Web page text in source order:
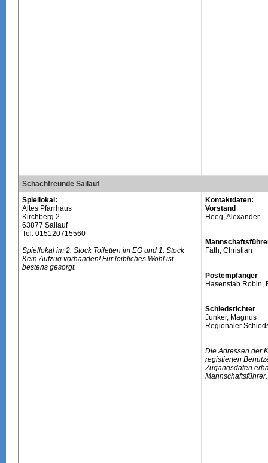
Schachfreunde Sailauf
Spiellokal:
Altes Pfarrhaus
Kirchberg 2
63877 Sailauf
Tel: 015120715560
Spiellokal im 2. Stock Toiletten im EG und 1. Stock
Kein Aufzug vorhanden! Für leibliches Wohl ist
bestens gesorgt.
Kontaktdaten:
Vorstand
Heeg, Alexander
Fäth, Christian
Postempfänger
Hasenstab Robin,
Schiedsrichter
Junker, Magnus
Regionaler
Die Adressen der
registierten
Zugangsdaten
Mannschaftsführer.